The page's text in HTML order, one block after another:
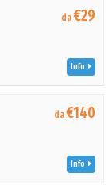
da€29
Info
da€140
Info